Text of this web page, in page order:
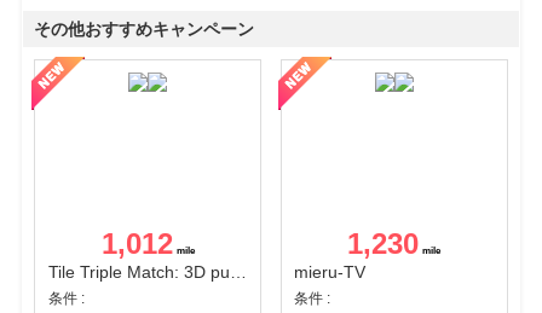
その他おすすめキャンペーン
1,012
Tile Triple Match: 3D puzzle
条件 :
1,230
mieru-TV
条件 :